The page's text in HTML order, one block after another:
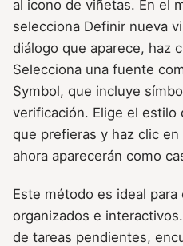
al icono de viñetas. En el
selecciona Definir nueva
diálogo que aparece, haz
Selecciona una fuente
Symbol, que incluye
verificación. Elige el estilo
que prefieras y haz clic en
ahora aparecerán como
Este método es ideal
organizados e
de tareas pendientes,